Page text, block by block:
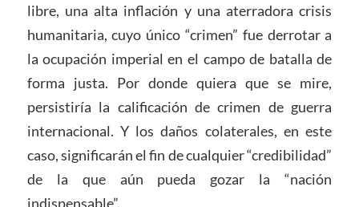
libre, una alta inflación y una aterradora crisis
humanitaria, cuyo único “crimen” fue derrotar a
la ocupación imperial en el campo de batalla de
forma justa. Por donde quiera que se mire,
persistiría la calificación de crimen de guerra
internacional. Y los daños colaterales, en este
caso, significarán el fin de cualquier “credibilidad”
de la que aún pueda gozar la “nación
indispensable”.